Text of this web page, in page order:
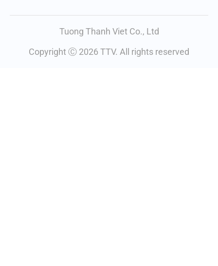
Tuong Thanh Viet Co., Ltd
Copyright Ⓒ 2026 TTV. All rights reserved